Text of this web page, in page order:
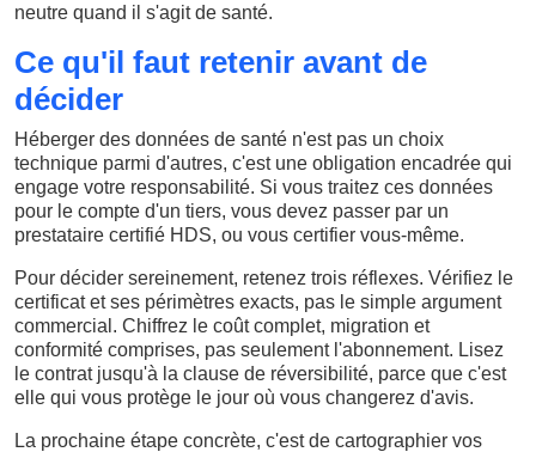
neutre quand il s'agit de santé.
Ce qu'il faut retenir avant de
décider
Héberger des données de santé n'est pas un choix
technique parmi d'autres, c'est une obligation encadrée qui
engage votre responsabilité. Si vous traitez ces données
pour le compte d'un tiers, vous devez passer par un
prestataire certifié HDS, ou vous certifier vous-même.
Pour décider sereinement, retenez trois réflexes. Vérifiez le
certificat et ses périmètres exacts, pas le simple argument
commercial. Chiffrez le coût complet, migration et
conformité comprises, pas seulement l'abonnement. Lisez
le contrat jusqu'à la clause de réversibilité, parce que c'est
elle qui vous protège le jour où vous changerez d'avis.
La prochaine étape concrète, c'est de cartographier vos